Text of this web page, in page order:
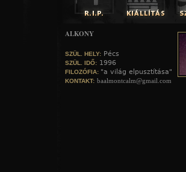
ALKONY
SZÜL. HELY: Pécs
SZÜL. IDŐ: 1996
FILOZÓFIA: "a világ elpusztítása"
KONTAKT: baalmontcalm@gmail.com